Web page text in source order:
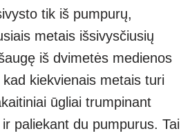
tik iš pumpurų,
metais išsivysčiusių
iš dvimetės medienos
kiekvienais metais turi
ūgliai trumpinant
paliekant du pumpurus. Tai